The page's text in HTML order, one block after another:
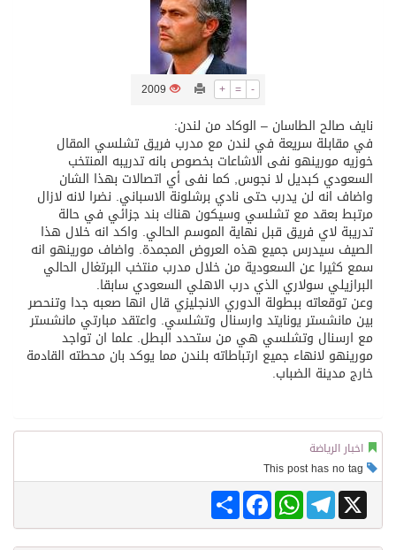
ثلة من الضابطات في الجييش الكويتي
كسوة الكعبة تعتلي البيت العتيق
+ = -
2009
نايف صالح الطاسان – الوكاد من لندن:
في مقابلة سريعة في لندن مع مدرب فريق تشلسي المقال
خوزيه مورينهو نفى الاشاعات بخصوص بانه تدريبه المنتخب
السعودي كبديل لا نجوس, كما نفى أي اتصالات بهذا الشان
واضاف انه لن يدرب حتى نادي برشلونة الاسباني. نضرا لانه لازال
مرتبط بعقد مع تشلسي وسيكون هناك بند جزائي في حالة
تدريبة لاي فريق قبل نهاية الموسم الحالي. واكد انه خلال هذا
الصيف سيدرس جميع هذه العروض المجمدة. واضاف مورينهو انه
سمع كثيرا عن السعودية من خلال مدرب منتخب البرتغال الحالي
البرازيلي سولاري الذي درب الاهلي السعودي سابقا.
وعن توقعاته ببطولة الدوري الانجليزي قال انها صعبه جدا وتنحصر
بين مانشستر يونايتد وارسنال وتشلسي. واعتقد مبارتي مانشستر
مع ارسنال وتشلسي هي من ستحدد البطل. علما ان تواجد
مورينهو لانهاء جميع ارتباطاته بلندن مما يوكد بان محطته القادمة
خارج مدينة الضباب.
اخبار الرياضة
Share
FacebookWhatsAppTelegram X